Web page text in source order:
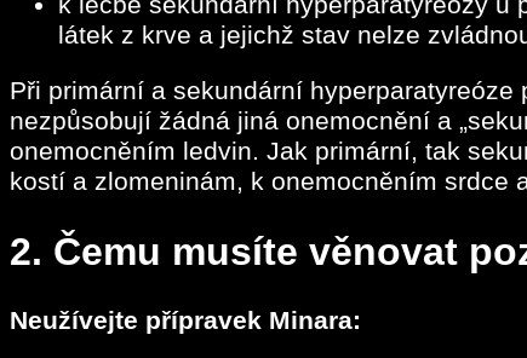
látek z krve a jejichž stav nelze
Při primární a sekundární
nezpůsobují žádná jiná onemocnění a
onemocněním ledvin. Jak primární, tak
kostí a zlomeninám, k onemocněním srdce
2. Čemu musíte věnovat
Neužívejte přípravek Minara: